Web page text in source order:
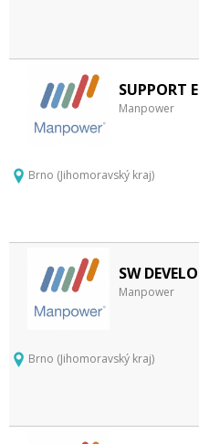
SUPPORT
Manpower
Brno (Jihomoravský kraj)
SW
Manpower
Brno (Jihomoravský kraj)